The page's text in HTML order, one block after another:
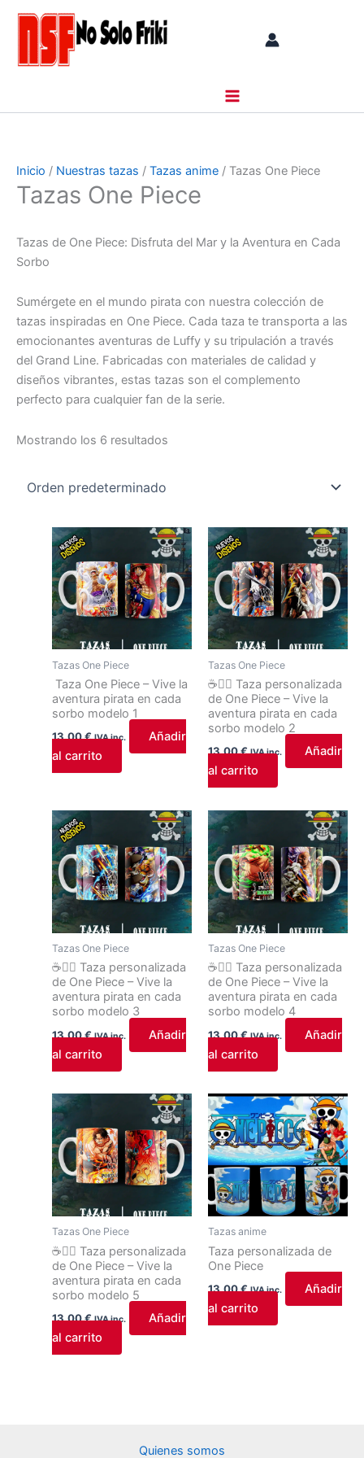
contenido
Inicio / Nuestras tazas / Tazas anime / Tazas One Piece
Tazas One Piece
Tazas de One Piece: Disfruta del Mar y la Aventura en Cada
Sorbo
Sumérgete en el mundo pirata con nuestra colección de
tazas inspiradas en One Piece. Cada taza te transporta a las
emocionantes aventuras de Luffy y su tripulación a través
del Grand Line. Fabricadas con materiales de calidad y
diseños vibrantes, estas tazas son el complemento
perfecto para cualquier fan de la serie.
Mostrando los 6 resultados
Tazas One Piece
Taza One Piece – Vive la
aventura pirata en cada
sorbo modelo 1
13,00€ IVA inc.
Añadir
al carrito
Tazas One Piece
☕🏴‍☠️ Taza personalizada
de One Piece – Vive la
aventura pirata en cada
sorbo modelo 2
13,00€ IVA inc.
Añadir
al carrito
Tazas One Piece
☕🏴‍☠️ Taza personalizada
de One Piece – Vive la
aventura pirata en cada
sorbo modelo 3
13,00€ IVA inc.
Añadir
al carrito
Tazas One Piece
☕🏴‍☠️ Taza personalizada
de One Piece – Vive la
aventura pirata en cada
sorbo modelo 4
13,00€ IVA inc.
Añadir
al carrito
Tazas One Piece
☕🏴‍☠️ Taza personalizada
de One Piece – Vive la
aventura pirata en cada
sorbo modelo 5
13,00€ IVA inc.
Añadir
al carrito
Tazas anime
Taza personalizada de
One Piece
13,00€ IVA inc.
Añadir
al carrito
Quienes somos